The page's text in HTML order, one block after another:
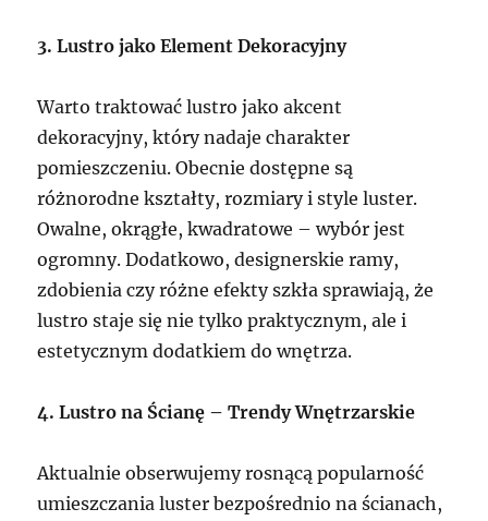
3. Lustro jako Element Dekoracyjny
Warto traktować lustro jako akcent
dekoracyjny, który nadaje charakter
pomieszczeniu. Obecnie dostępne są
różnorodne kształty, rozmiary i style luster.
Owalne, okrągłe, kwadratowe – wybór jest
ogromny. Dodatkowo, designerskie ramy,
zdobienia czy różne efekty szkła sprawiają, że
lustro staje się nie tylko praktycznym, ale i
estetycznym dodatkiem do wnętrza.
4. Lustro na Ścianę – Trendy Wnętrzarskie
Aktualnie obserwujemy rosnącą popularność
umieszczania luster bezpośrednio na ścianach,